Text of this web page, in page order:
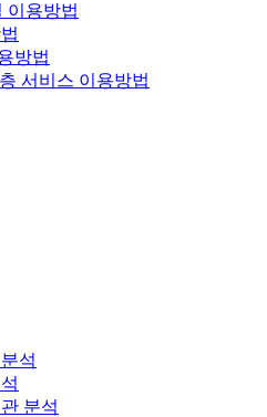
이용방법
방법
서비스 이용방법
석
분석